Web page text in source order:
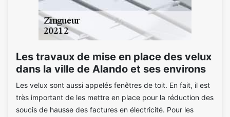
Les travaux de mise en place des velux
dans la ville de Alando et ses environs
Les velux sont aussi appelés fenêtres de toit. En fait, il est
très important de les mettre en place pour la réduction des
soucis de hausse des factures en électricité. Pour les